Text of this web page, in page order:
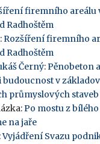
firemního areálu
Radhoštěm
:Rozšíření firemního
Radhoštěm
Černý:Pěnobeton
budoucnost v
průmyslových staveb
:Po mostu z
na jaře
:Vyjádření Svazu